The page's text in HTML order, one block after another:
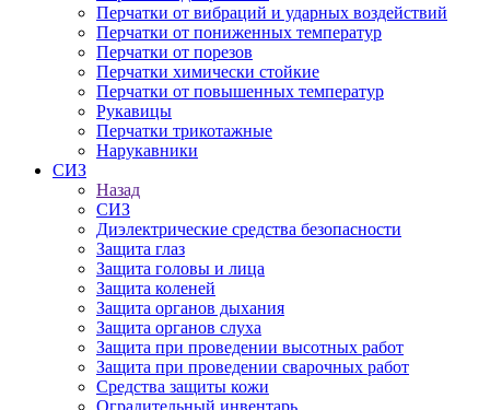
Перчатки от вибраций и ударных воздействий
Перчатки от пониженных температур
Перчатки от порезов
Перчатки химически стойкие
Перчатки от повышенных температур
Рукавицы
Перчатки трикотажные
Нарукавники
СИЗ
Назад
СИЗ
Диэлектрические средства безопасности
Защита глаз
Защита головы и лица
Защита коленей
Защита органов дыхания
Защита органов слуха
Защита при проведении высотных работ
Защита при проведении сварочных работ
Средства защиты кожи
Оградительный инвентарь